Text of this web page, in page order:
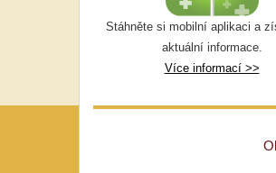
Stáhněte si mobilní aplikaci a
aktuální informace.
Více informací >>